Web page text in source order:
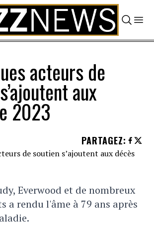
acteurs de
aux
2023
PARTAGEZ:
Everwood et de nombreux
a rendu l'âme à 79 ans après